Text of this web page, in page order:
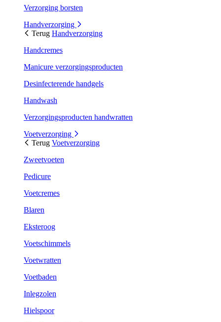
Verzorging borsten
Handverzorging
Terug Handverzorging
Handcremes
Manicure verzorgingsproducten
Desinfecterende handgels
Handwash
Verzorgingsproducten handwratten
Voetverzorging
Terug Voetverzorging
Zweetvoeten
Pedicure
Voetcremes
Blaren
Eksteroog
Voetschimmels
Voetwratten
Voetbaden
Inlegzolen
Hielspoor